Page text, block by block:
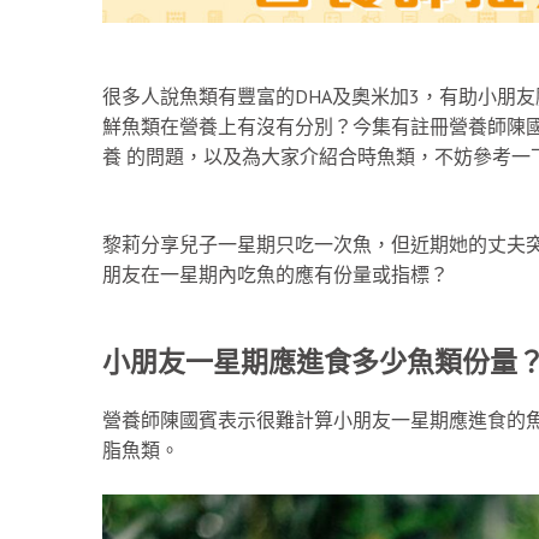
很多人說魚類有豐富的DHA及奧米加3，有助小朋
鮮魚類在營養上有沒有分別？今集有註冊營養師
養 的問題，以及為大家介紹合時魚類，不妨參考一
黎莉分享兒子一星期只吃一次魚，但近期她的丈
朋友在一星期內吃魚的應有份量或指標？
小朋友一星期應進食多少魚類份量
營養師陳國賓表示很難計算小朋友一星期應進食
脂魚類。